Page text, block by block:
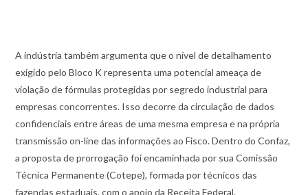
A indústria também argumenta que o nível de detalhamento
exigido pelo Bloco K representa uma potencial ameaça de
violação de fórmulas protegidas por segredo industrial para
empresas concorrentes. Isso decorre da circulação de dados
confidenciais entre áreas de uma mesma empresa e na própria
transmissão on-line das informações ao Fisco. Dentro do Confaz,
a proposta de prorrogação foi encaminhada por sua Comissão
Técnica Permanente (Cotepe), formada por técnicos das
fazendas estaduais, com o apoio da Receita Federal.